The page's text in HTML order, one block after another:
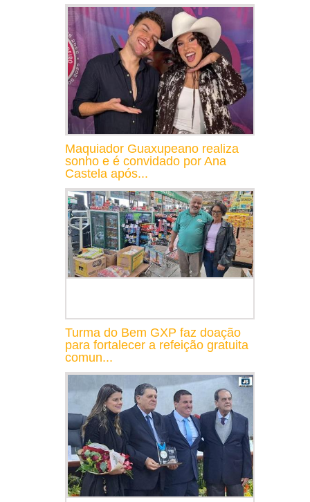
Maquiador Guaxupeano realiza
sonho e é convidado por Ana
Castela após...
Turma do Bem GXP faz doação
para fortalecer a refeição gratuita
comun...